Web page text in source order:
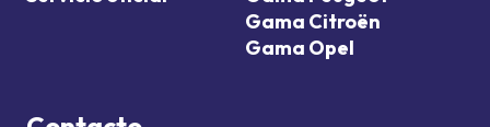
Gama Citroën
Gama Opel